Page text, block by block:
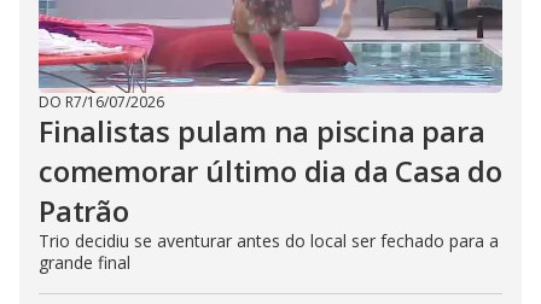
DO R7/16/07/2026
Finalistas pulam na piscina para
comemorar último dia da Casa do
Patrão
Trio decidiu se aventurar antes do local ser fechado para a
grande final